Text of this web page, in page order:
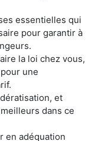
essentielles qui
pour garantir à
la loi chez vous,
une
et
dans ce
en adéquation